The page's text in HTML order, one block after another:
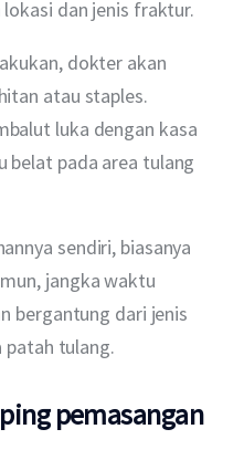
dan jenis fraktur.
dokter akan
atau staples.
luka dengan kasa
belat pada area tulang
sendiri, biasanya
jangka waktu
bergantung dari jenis
tulang.
pemasangan